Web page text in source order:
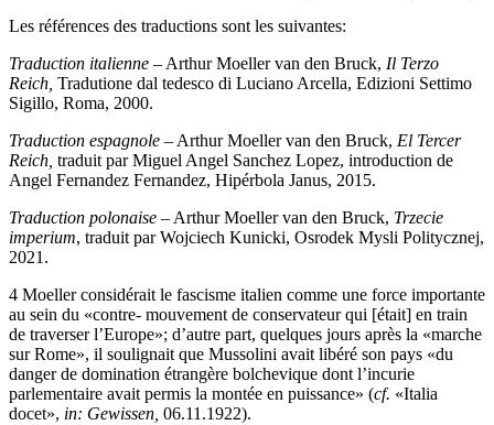
Les références des traductions sont les suivantes:
Traduction italienne – Arthur Moeller van den Bruck, Il Terzo
Reich, Tradutione dal tedesco di Luciano Arcella, Edizioni Settimo
Sigillo, Roma, 2000.
Traduction espagnole – Arthur Moeller van den Bruck, El Tercer
Reich, traduit par Miguel Angel Sanchez Lopez, introduction de
Angel Fernandez Fernandez, Hipérbola Janus, 2015.
Traduction polonaise – Arthur Moeller van den Bruck, Trzecie
imperium, traduit par Wojciech Kunicki, Osrodek Mysli Politycznej,
2021.
4 Moeller considérait le fascisme italien comme une force importante
au sein du «contre- mouvement de conservateur qui [était] en train
de traverser l’Europe»; d’autre part, quelques jours après la «marche
sur Rome», il soulignait que Mussolini avait libéré son pays «du
danger de domination étrangère bolchevique dont l’incurie
parlementaire avait permis la montée en puissance» (cf. «Italia
docet», in: Gewissen, 06.11.1922).